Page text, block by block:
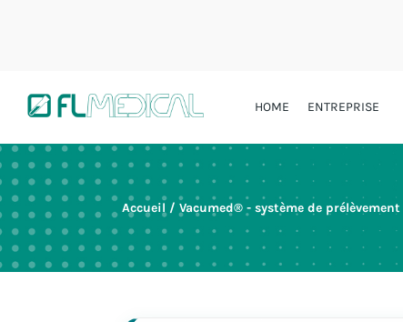
HOME ENTREPRISE
Accueil /Vacumed® - système de prélèvement